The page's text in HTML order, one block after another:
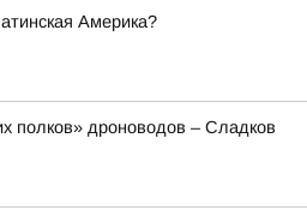
Америка?
полков» дроноводов – Сладков